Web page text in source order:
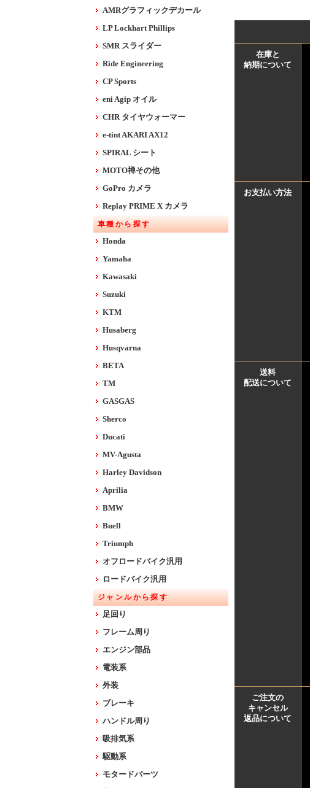
AMRグラフィックデカール
LP Lockhart Phillips
SMR スライダー
Ride Engineering
CP Sports
eni Agip オイル
CHR タイヤウォーマー
e-tint AKARI AX12
SPIRAL シート
MOTO禅その他
GoPro カメラ
Replay PRIME X カメラ
車種から探す
Honda
Yamaha
Kawasaki
Suzuki
KTM
Husaberg
Husqvarna
BETA
TM
GASGAS
Sherco
Ducati
MV-Agusta
Harley Davidson
Aprilia
BMW
Buell
Triumph
オフロードバイク汎用
ロードバイク汎用
ジャンルから探す
足回り
フレーム周り
エンジン部品
電装系
外装
ブレーキ
ハンドル周り
吸排気系
駆動系
モタードパーツ
在庫と
納期について
お支払い方法
送料
配送について
ご注文の
キャンセル
返品について